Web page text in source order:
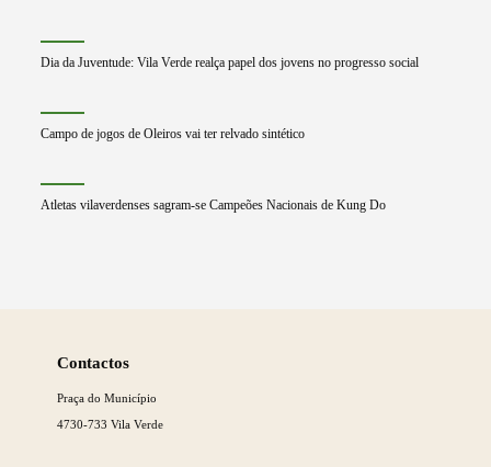
Dia da Juventude: Vila Verde realça papel dos jovens no progresso social
Campo de jogos de Oleiros vai ter relvado sintético
Atletas vilaverdenses sagram-se Campeões Nacionais de Kung Do
Contactos
Praça do Município
4730-733 Vila Verde